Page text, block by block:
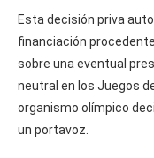
Esta decisión priva
financiación
sobre una eventual
neutral en los Juegos
organismo olímpico
un portavoz.